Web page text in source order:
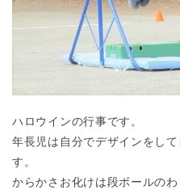
ハロウインの行事です。
年長児は自分でデザインをし
す。
からかさお化けは段ボールのわ